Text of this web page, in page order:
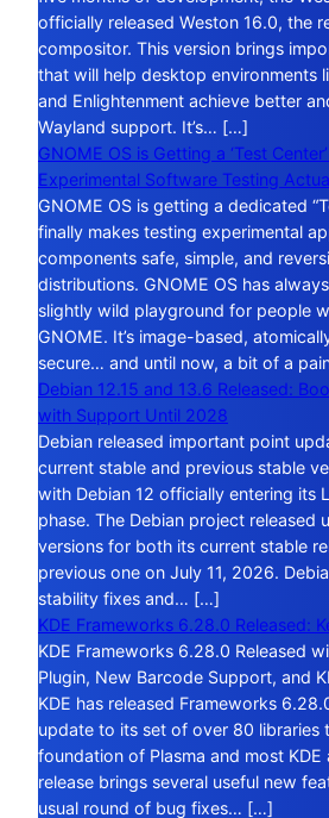
officially released Weston 16.0, the
compositor. This version brings
that will help desktop environments
and Enlightenment achieve better
Wayland support. It’s… […]
GNOME OS is Getting a ‘Test
Experimental Software Testing
GNOME OS is getting a dedicated
finally makes testing experimental
components safe, simple, and
distributions. GNOME OS has
slightly wild playground for people
GNOME. It’s image-based,
secure… and until now, a bit of a
Debian 12.15 and 13.6 Released:
with Support Until 2028
Debian released important point
current stable and previous stable
with Debian 12 officially entering its
phase. The Debian project released
versions for both its current stable
previous one on July 11, 2026.
stability fixes and… […]
KDE Frameworks 6.28.0 Released:
KDE Frameworks 6.28.0 Released
Plugin, New Barcode Support, and
KDE has released Frameworks
update to its set of over 80 libraries
foundation of Plasma and most KDE
release brings several useful new
usual round of bug fixes… […]